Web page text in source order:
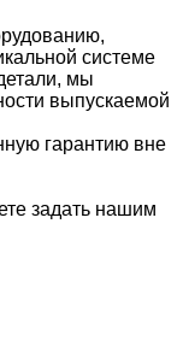
системе
мы
выпускаемой
гарантию вне
задать нашим